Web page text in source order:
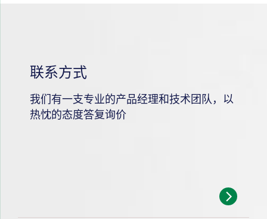
联系方式
我们有一支专业的产品经理和技术团队，以
热忱的态度答复询价